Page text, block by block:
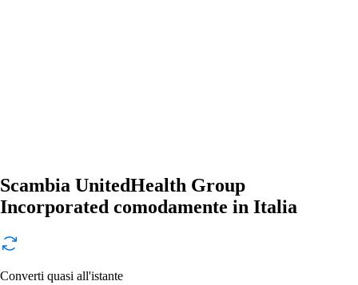
Scambia UnitedHealth Group
Incorporated comodamente in Italia
Converti quasi all'istante